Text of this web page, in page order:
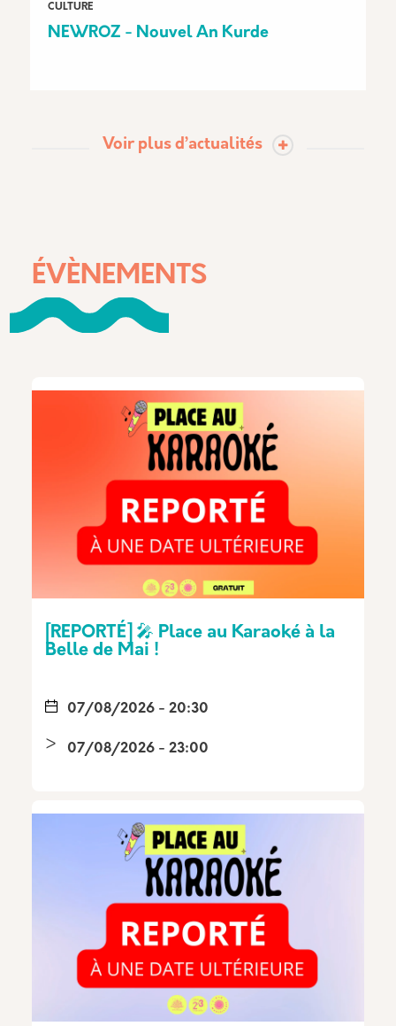
CULTURE
NEWROZ - Nouvel An Kurde
Voir plus d’actualités
ÉVÈNEMENTS
[REPORTÉ] 🎤 Place au Karaoké à la
Belle de Mai !
07/08/2026 - 20:30
07/08/2026 - 23:00